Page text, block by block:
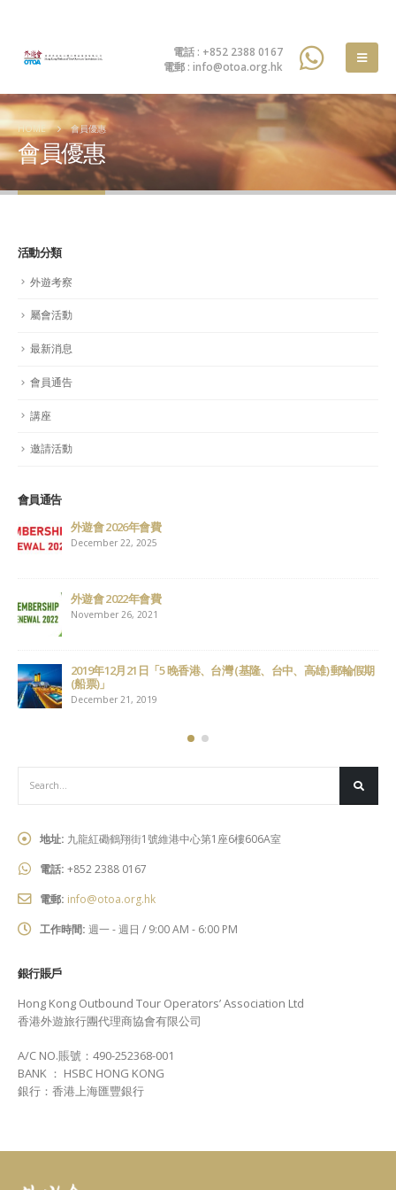
電話 : +852 2388 0167
電郵 : info@otoa.org.hk
HOME 會員優惠
會員優惠
活動分類
外遊考察
屬會活動
最新消息
會員通告
講座
邀請活動
會員通告
外遊會 2026年會費
December 22, 2025
外遊會 2022年會費
November 26, 2021
2019年12月21日「5 晚香港、台灣 (基隆、台中、高雄) 郵輪假期
(船票)」
December 21, 2019
地址: 九龍紅磡鶴翔街1號維港中心第1座6樓606A室
電話: +852 2388 0167
電郵: info@otoa.org.hk
工作時間: 週一 - 週日 / 9:00 AM - 6:00 PM
銀行賬戶
Hong Kong Outbound Tour Operators’ Association Ltd
香港外遊旅行團代理商協會有限公司
A/C NO.賬號：490-252368-001
BANK ： HSBC HONG KONG
銀行：香港上海匯豐銀行